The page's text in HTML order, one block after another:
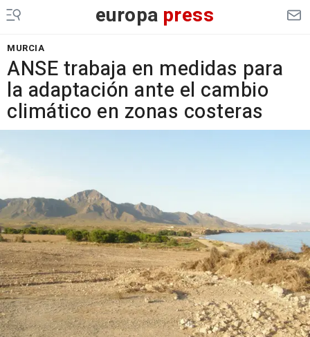
europa press
MURCIA
ANSE trabaja en medidas para
la adaptación ante el cambio
climático en zonas costeras